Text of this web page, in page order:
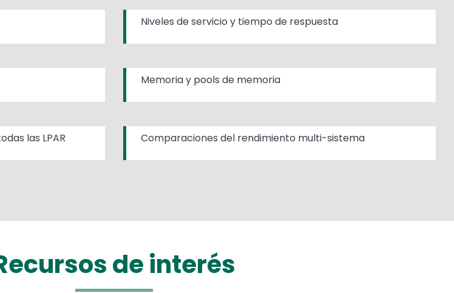
Niveles de servicio y tiempo de respuesta
Memoria y pools de memoria
las LPAR Comparaciones del rendimiento multi-sistema
de interés